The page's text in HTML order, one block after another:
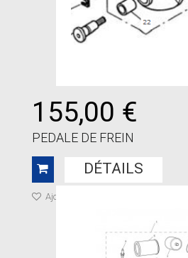
155,00 €
PEDALE DE FREIN
DÉTAILS
Ajouter à ma liste de cadeaux